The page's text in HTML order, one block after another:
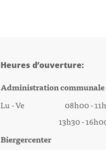
Heures d’ouverture:
Administration communale
Lu - Ve 08h00 -
13h30 -
Biergercenter